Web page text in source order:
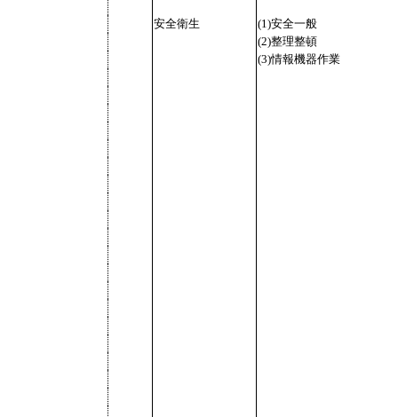
安全衛生
(1)安全一般
(2)整理整頓
(3)情報機器作業